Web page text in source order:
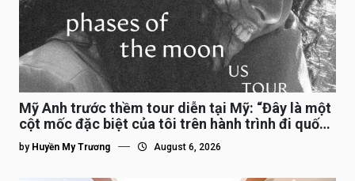
Mỹ Anh trước thềm tour diễn tại Mỹ: “Đây là một
cột mốc đặc biệt của tôi trên hành trình đi quốc
tế”
by Huyền My Trương August 6, 2026